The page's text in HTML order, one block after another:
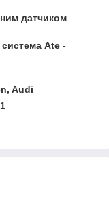
датчиком
система Ate -
Audi